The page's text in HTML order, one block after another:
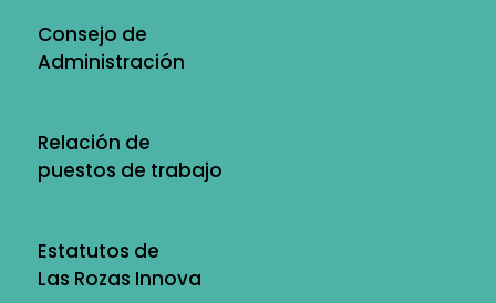
Consejo de
Administración
Relación de
puestos de trabajo
Estatutos de
Las Rozas Innova